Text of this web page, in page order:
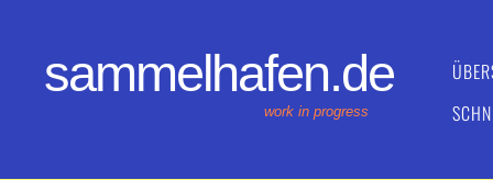
sammelhafen.de
work in progress